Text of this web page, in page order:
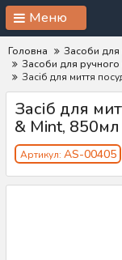
Меню
Головна
Засоби для
Засоби для ручного
Засіб для миття
Засіб для
& Mint, 850мл
Артикул: AS-00405